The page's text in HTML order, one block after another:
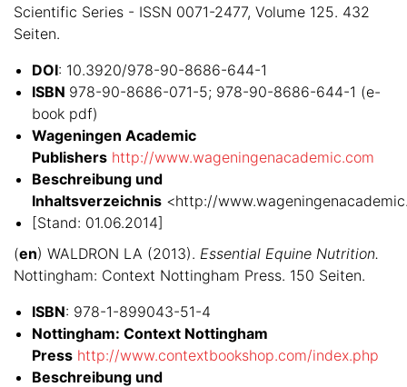
Scientific Series - ISSN 0071-2477, Volume 125. 432
Seiten.
DOI: 10.3920/978-90-8686-644-1
ISBN 978-90-8686-071-5; 978-90-8686-644-1 (e-
book pdf)
Wageningen Academic
Publishers http://www.wageningenacademic.com
Beschreibung und
Inhaltsverzeichnis <http://
[Stand: 01.06.2014]
(en) WALDRON LA (2013). Essential Equine Nutrition.
Nottingham: Context Nottingham Press. 150 Seiten.
ISBN: 978-1-899043-51-4
Nottingham: Context Nottingham
Press http://www.contextbookshop.com/index.php
Beschreibung und